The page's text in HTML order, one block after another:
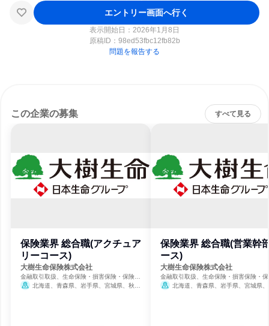
エントリー画面へ行く
表示開始日：2026年1月8日
原稿ID： 98ed53fbc12fb82b
問題を報告する
この企業の募集 すべて見る
保険業界 総合職(アクチュア
リーコース)
大樹生命保険株式会社
金融取引取扱、生命保険・損害保険・保険サ
ービス北海道、青森県、岩手県、宮城県、秋田
保険業界 総合職(営業幹
ース)
大樹生命保険株式会社
金融取引取扱、生命保険・損害保険・
ービス北海道、青森県、岩手県、宮城県